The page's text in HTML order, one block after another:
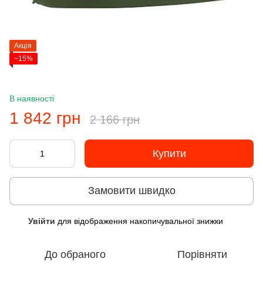
Акція
−15%
В наявності
1 842 грн 2 166 грн
Купити
Замовити швидко
Увійти для відображення накопичувальної знижки
До обраного Порівняти